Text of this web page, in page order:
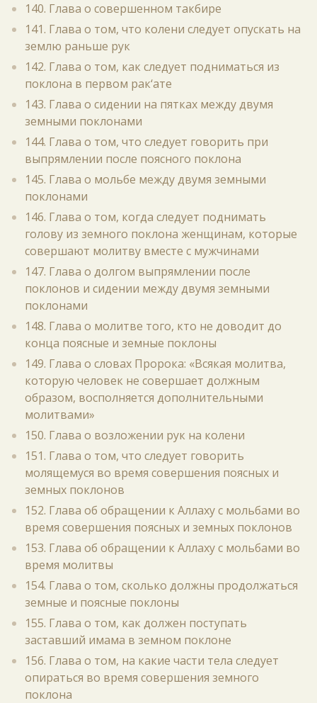
140. Глава о совершенном такбире
141. Глава о том, что колени следует опускать на
землю раньше рук
142. Глава о том, как следует подниматься из
поклона в первом рак‘ате
143. Глава о сидении на пятках между двумя
земными поклонами
144. Глава о том, что следует говорить при
выпрямлении после поясного поклона
145. Глава о мольбе между двумя земными
поклонами
146. Глава о том, когда следует поднимать
голову из земного поклона женщинам, которые
совершают молитву вместе с мужчинами
147. Глава о долгом выпрямлении после
поклонов и сидении между двумя земными
поклонами
148. Глава о молитве того, кто не доводит до
конца поясные и земные поклоны
149. Глава о словах Пророка: «Всякая молитва,
которую человек не совершает должным
образом, восполняется дополнительными
молитвами»
150. Глава о возложении рук на колени
151. Глава о том, что следует говорить
молящемуся во время совершения поясных и
земных поклонов
152. Глава об обращении к Аллаху с мольбами во
время совершения поясных и земных поклонов
153. Глава об обращении к Аллаху с мольбами во
время молитвы
154. Глава о том, сколько должны продолжаться
земные и поясные поклоны
155. Глава о том, как должен поступать
заставший имама в земном поклоне
156. Глава о том, на какие части тела следует
опираться во время совершения земного
поклона